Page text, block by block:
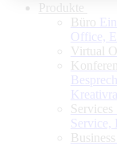
Produkte
Büro
Office,
Virtual
Services
Service,